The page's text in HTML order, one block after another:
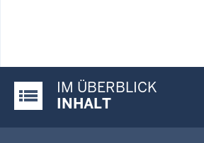
Justiz-Portal im Überblick:
IM ÜBERBLICK
INHALT